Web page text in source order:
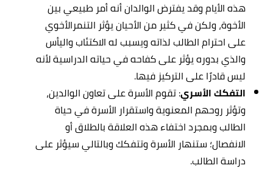
هذه الأيام وقد يفترض الوالدان أنه أمر طبيعي بين
الأخوة، ولكن في كثير من الأحيان يؤثر التنمرالأخوي
على احترام الطالب لذاته ويسبب له الاكتئاب واليأس
والذي بدوره يؤثر على كفاحه في حياته الدراسية لأنه
ليس قادرًا على التركيز فيها.
التفكك الأسري: تقوم الأسرة على تعاون الوالدين،
وتؤثر روحهم المعنوية واستقرار الأسرة في حياة
الطالب وبمجرد اختفاء هذه العلاقة بالطلاق أو
الانفصال؛ ستنهار الأسرة وتتفكك وبالتالي سيؤثر على
دراسة الطالب.